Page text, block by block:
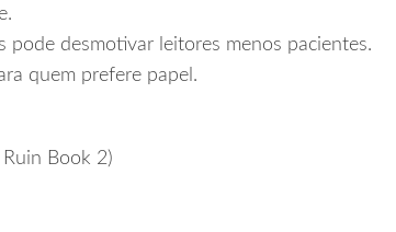
pode desmotivar leitores menos pacientes.
quem prefere papel.
Book 2)